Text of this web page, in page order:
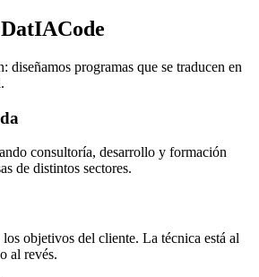
diseñamos programas que se traducen en
consultoría, desarrollo y formación
de distintos sectores.
objetivos del cliente. La técnica está al
al revés.